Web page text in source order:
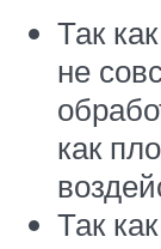
Так
не
как
Так